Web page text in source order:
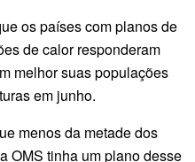
os países com planos de
de calor responderam
melhor suas populações
em junho.
menos da metade dos
OMS tinha um plano desse